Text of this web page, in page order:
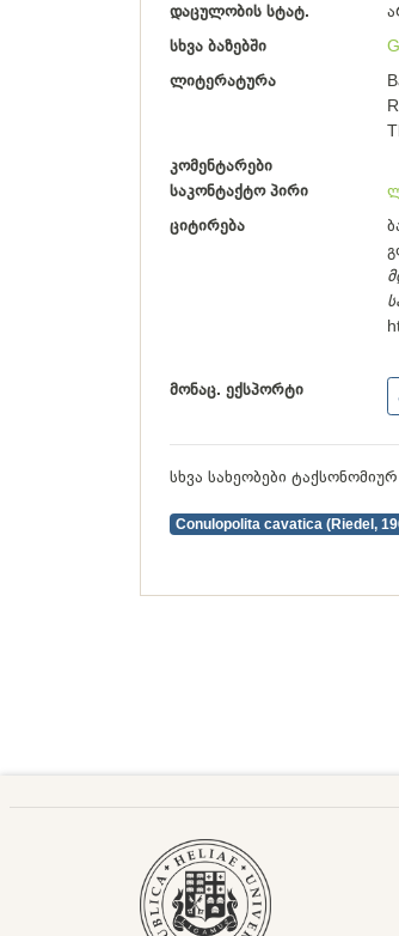
დაცულობის სტატ.
სხვა ბაზებში
ლიტერატურა
კომენტარები
საკონტაქტო პირი
ციტირება
მონაც. ექსპორტი
სხვა სახეობები
Conulopolita cavatica (Riedel,